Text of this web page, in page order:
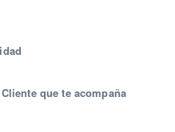
que te acompaña